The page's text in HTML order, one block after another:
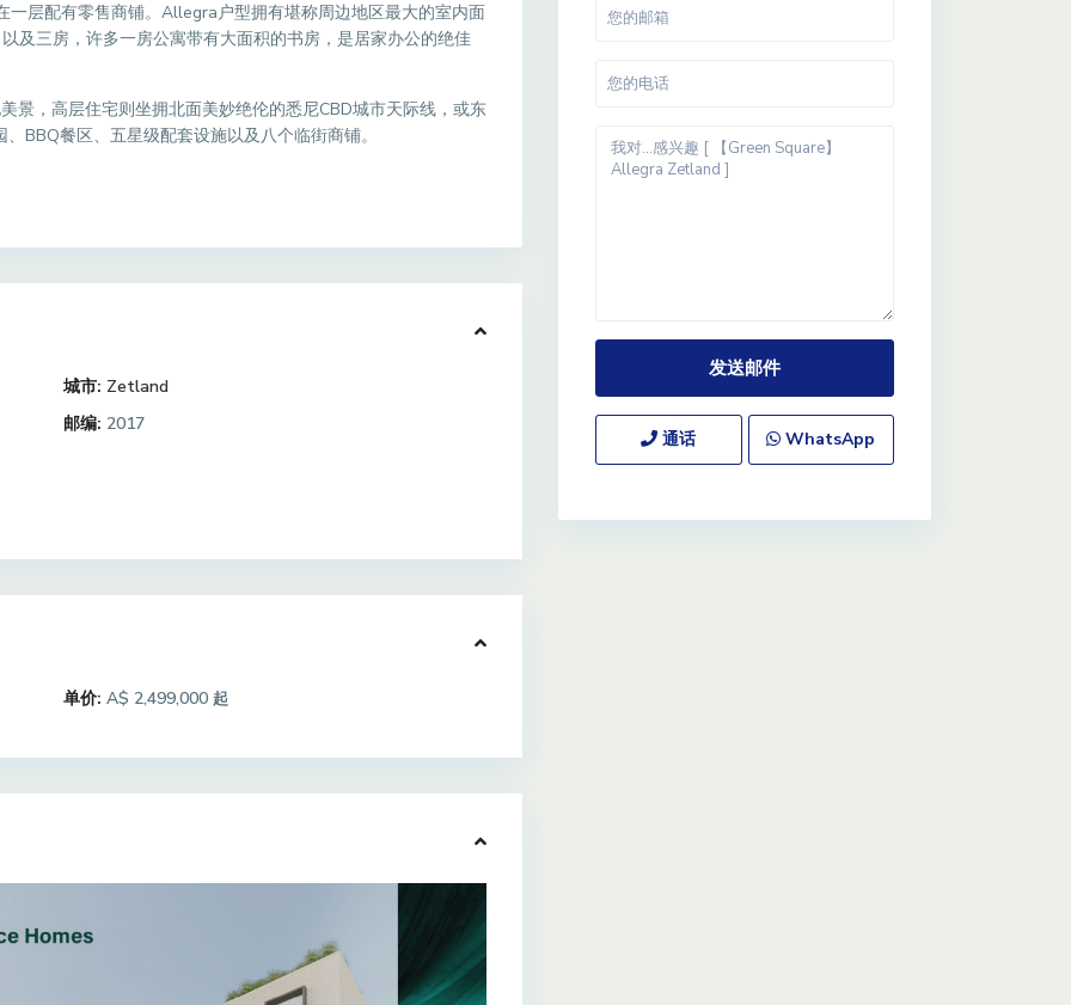
一层配有零售商铺。Allegra户型拥有堪称周边地区最大的室内面
及三房，许多一房公寓带有大面积的书房，是居家办公的绝佳
景，高层住宅则坐拥北面美妙绝伦的悉尼CBD城市天际线，或东
BBQ餐区、五星级配套设施以及八个临街商铺。
城市: Zetland
邮编: 2017
单价: A$ 2,499,000 起
通话 WhatsApp